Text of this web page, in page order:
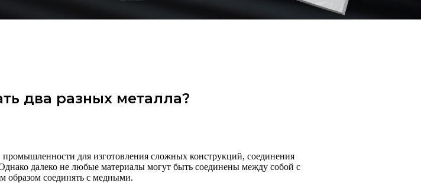
два разных металла?
для изготовления сложных конструкций, соединения
далеко не любые материалы могут быть соединены между собой с
образом соединять с медными.